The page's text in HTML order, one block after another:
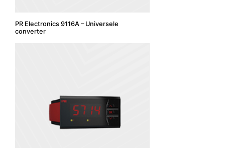
PR Electronics 9116A – Universele
converter